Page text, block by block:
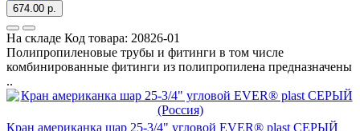
674.00 р.
На складе Код товара: 20826-01
Полипропиленовые трубы и фитинги в том числе
комбинированные фитинги из полипропилена предназначены
..
Кран американка шар 25-3/4" угловой EVER® plast СЕРЫЙ